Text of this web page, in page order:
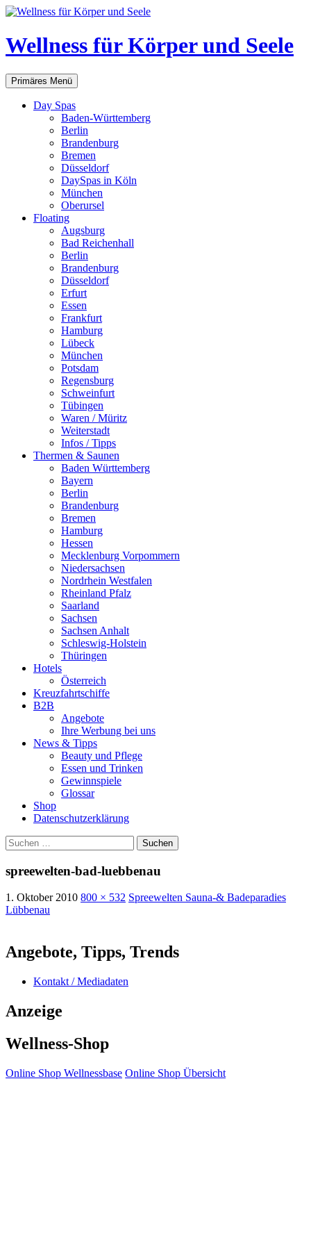
Zum
springen
Wellness für Körper und Seele
Suchen
Primäres Menü
Day Spas
Baden-Württemberg
Berlin
Brandenburg
Bremen
Düsseldorf
DaySpas in Köln
München
Oberursel
Floating
Augsburg
Bad Reichenhall
Berlin
Brandenburg
Düsseldorf
Erfurt
Essen
Frankfurt
Hamburg
Lübeck
München
Potsdam
Regensburg
Schweinfurt
Tübingen
Waren / Müritz
Weiterstadt
Infos / Tipps
Thermen & Saunen
Baden Württemberg
Bayern
Berlin
Brandenburg
Bremen
Hamburg
Hessen
Mecklenburg Vorpommern
Niedersachsen
Nordrhein Westfalen
Rheinland Pfalz
Saarland
Sachsen
Sachsen Anhalt
Schleswig-Holstein
Thüringen
Hotels
Österreich
Kreuzfahrtschiffe
B2B
Angebote
Ihre Werbung bei uns
News & Tipps
Beauty und Pflege
Essen und Trinken
Gewinnspiele
Glossar
Shop
Datenschutzerklärung
Suchen
nach:
spreewelten-bad-luebbenau
1. Oktober 2010 800 × 532 Spreewelten Sauna-& Badeparadies
Lübbenau
Angebote, Tipps, Trends
Kontakt / Mediadaten
Anzeige
Wellness-Shop
Online Shop Wellnessbase Online Shop Übersicht